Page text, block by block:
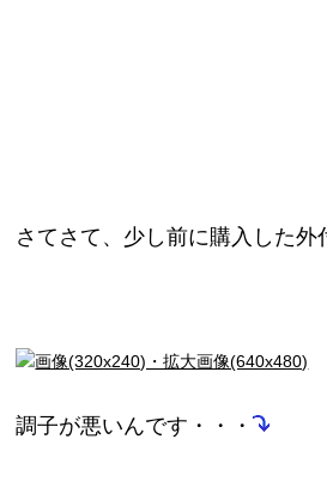
さてさて、少し前に購入した外
調子が悪いんです・・・